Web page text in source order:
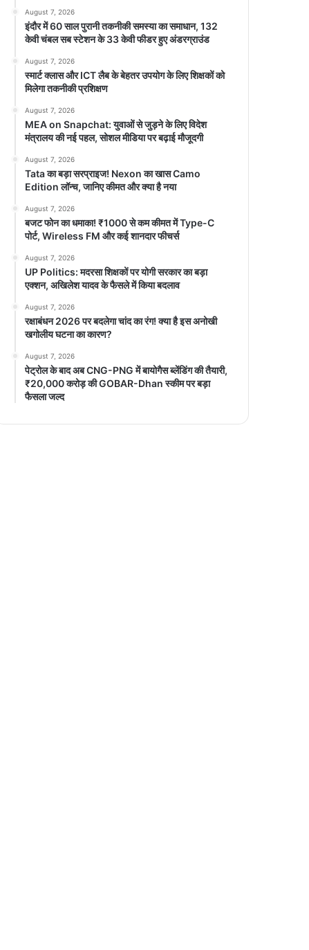
August 7, 2026
इंदौर में 60 साल पुरानी तकनीकी समस्या का समाधान, 132
केवी चंबल सब स्टेशन के 33 केवी फीडर हुए अंडरग्राउंड
August 7, 2026
स्मार्ट क्लास और ICT लैब के बेहतर उपयोग के लिए शिक्षकों को
मिलेगा तकनीकी प्रशिक्षण
August 7, 2026
MEA on Snapchat: युवाओं से जुड़ने के लिए विदेश
मंत्रालय की नई पहल, सोशल मीडिया पर बढ़ाई मौजूदगी
August 7, 2026
Tata का बड़ा सरप्राइज! Nexon का खास Camo
Edition लॉन्च, जानिए कीमत और क्या है नया
August 7, 2026
बजट फोन का धमाका! ₹1000 से कम कीमत में Type-C
पोर्ट, Wireless FM और कई शानदार फीचर्स
August 7, 2026
UP Politics: मदरसा शिक्षकों पर योगी सरकार का बड़ा
एक्शन, अखिलेश यादव के फैसले में किया बदलाव
August 7, 2026
रक्षाबंधन 2026 पर बदलेगा चांद का रंग! क्या है इस अनोखी
खगोलीय घटना का कारण?
August 7, 2026
पेट्रोल के बाद अब CNG-PNG में बायोगैस ब्लेंडिंग की तैयारी,
₹20,000 करोड़ की GOBAR-Dhan स्कीम पर बड़ा
फैसला जल्द